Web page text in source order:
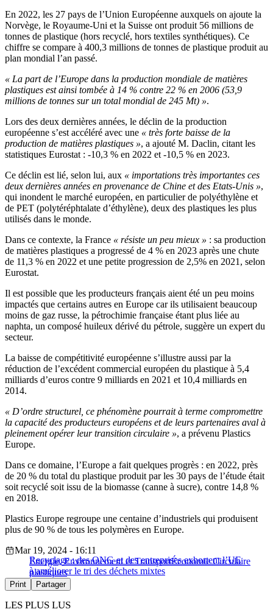
En 2022, les 27 pays de l’Union Européenne auxquels on ajoute la
Norvège, le Royaume-Uni et la Suisse ont produit 56 millions de
tonnes de plastique (hors recyclé, hors textiles synthétiques). Ce
chiffre se compare à 400,3 millions de tonnes de plastique produit au
plan mondial l’an passé.
« La part de l’Europe dans la production mondiale de matières
plastiques est ainsi tombée à 14 % contre 22 % en 2006 (53,9
millions de tonnes sur un total mondial de 245 Mt) ».
Lors des deux dernières années, le déclin de la production
européenne s’est accéléré avec une « très forte baisse de la
production de matières plastiques », a ajouté M. Daclin, citant les
statistiques Eurostat : -10,3 % en 2022 et -10,5 % en 2023.
Ce déclin est lié, selon lui, aux « importations très importantes ces
deux dernières années en provenance de Chine et des Etats-Unis »,
qui inondent le marché européen, en particulier de polyéthylène et
de PET (polytéréphtalate d’éthylène), deux des plastiques les plus
utilisés dans le monde.
Dans ce contexte, la France « résiste un peu mieux » : sa production
de matières plastiques a progressé de 4 % en 2023 après une chute
de 11,3 % en 2022 et une petite progression de 2,5% en 2021, selon
Eurostat.
Il est possible que les producteurs français aient été un peu moins
impactés que certains autres en Europe car ils utilisaient beaucoup
moins de gaz russe, la pétrochimie française étant plus liée au
naphta, un composé huileux dérivé du pétrole, suggère un expert du
secteur.
La baisse de compétitivité européenne s’illustre aussi par la
réduction de l’excédent commercial européen du plastique à 5,4
milliards d’euros contre 9 milliards en 2021 et 10,4 milliards en
2014.
« D’ordre structurel, ce phénomène pourrait à terme compromettre
la capacité des producteurs européens et de leurs partenaires aval à
pleinement opérer leur transition circulaire », a prévenu Plastics
Europe.
Dans ce domaine, l’Europe a fait quelques progrès : en 2022, près
de 20 % du total du plastique produit par les 30 pays de l’étude était
soit recyclé soit issu de la biomasse (canne à sucre), contre 14,8 %
en 2018.
Plastics Europe regroupe une centaine d’industriels qui produisent
plus de 90 % de tous les polymères en Europe.
Recyclage : des ONG et des entreprises exhortent l’UE
à améliorer le tri des déchets mixtes
Mar 19, 2024 - 16:11
Energie, Environnement et TransportÉconomie Circulaire
plastiques
Print Partager
LES PLUS LUS